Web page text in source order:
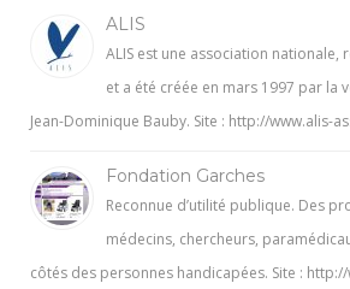
ALIS
ALIS est une association nationale,
et a été créée en mars 1997 par la
Jean-Dominique Bauby. Site : http://www.alis-
Fondation Garches
Reconnue d’utilité publique. Des
médecins, chercheurs,
côtés des personnes handicapées. Site :